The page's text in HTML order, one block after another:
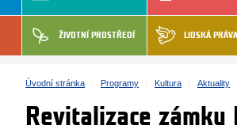
ŽIVOTNÍ PROSTŘEDÍ LIDSKÁ PRÁVA
Úvodní stránka Programy Kultura Aktuality
Revitalizace